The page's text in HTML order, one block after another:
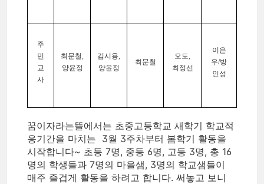
주
민
교
사
최문철,
양윤정
김시용,
양윤정
최문철
오도,
최정선
이은
우/방
인성
꿈이자라는뜰에서는 초중고등학교 새학기 학교적
응기간을 마치는 3월 3주차부터 봄학기 활동을
시작합니다~ 초등 7명, 중등 6명, 고등 3명, 총 16
명의 학생들과 7명의 마을샘, 3명의 학교샘들이
매주 즐겁게 활동을 하려고 합니다. 써놓고 보니